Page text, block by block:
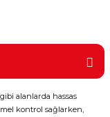
alanlarda hassas
kontrol sağlarken,